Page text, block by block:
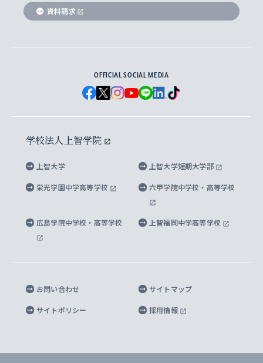
Futures） – 持続可能な未来を考える６学科連携
総合人間科学研究科
経済学研究科
グローバル・スタディーズ研究科
アメリカ・カナダ研究所
メディア・ジャーナリズム研究所
水稀少社会研究センター
先進機械・構造材料イノベーションセンター
マイクロ波サイエンス研究センター
企業の採用ご担当者様へのご案内
学費・奨学金
学部入学前に出願する奨学金
国による高等教育の修学支援新制度
大学院生対象の奨学金
海外留学する際の費用と奨学金
ダイバーシティ＆サステナビリティへの取り組み
上智大学のネットワーク
父母・保証人とのネットワーク
学外とのネットワーク
上智大学の出版物
上智大学大学案内・大学院案内
英文広報誌 SOPHIA magazine
上智大学のビジュアル・アイデンティティ
上智大学ビジュアル・アイデンティティ
上智大学校歌 ・上智大学学生歌
上智大学への取材・キャンパスでの撮影について
上智大学の公開情報
上智大学の教育研究活動等の情報公表
内部質保証と自己点検・評価
キャンパス案内
四谷キャンパス 施設紹介
キャンパスへのアクセス
海外拠点
教職協働の取り組み
プライバシーポリシー
資料請求
OFFICIAL SOCIAL MEDIA
学校法人上智学院
上智大学 上智大学短期大学部
栄光学園中学高等学校 六甲学院中学校・高等学校
広島学院中学校・高等学校 上智福岡中学高等学校
お問い合わせ サイトマップ
サイトポリシー 採用情報